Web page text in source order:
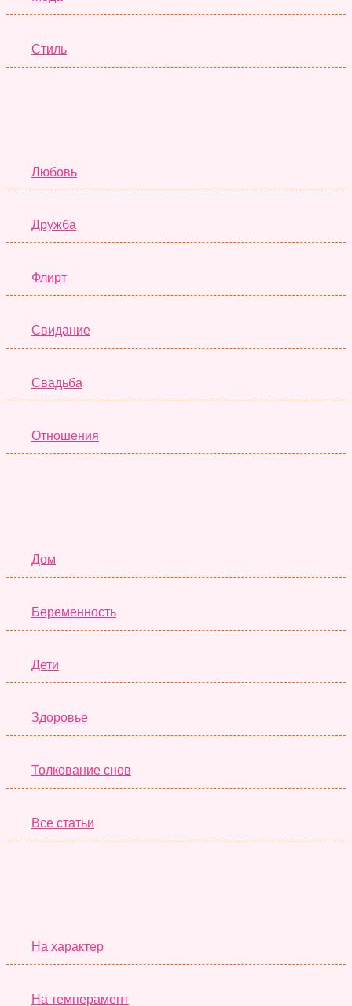
Стиль
Любовь
Дружба
Флирт
Свидание
Свадьба
Отношения
Дом
Беременность
Дети
Здоровье
Толкование снов
Все статьи
На характер
На темперамент